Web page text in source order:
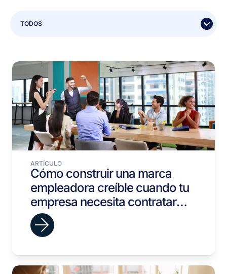
TODOS
ARTÍCULO
Cómo construir una marca
empleadora creíble cuando tu
empresa necesita contratar
rápido